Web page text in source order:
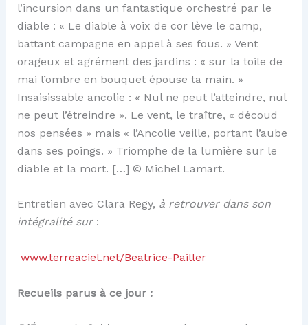
l’incursion dans un fantastique orchestré par le
diable : « Le diable à voix de cor lève le camp,
battant campagne en appel à ses fous. » Vent
orageux et agrément des jardins : « sur la toile de
mai l’ombre en bouquet épouse ta main. »
Insaisissable ancolie : « Nul ne peut l’atteindre, nul
ne peut l’étreindre ». Le vent, le traître, « découd
nos pensées » mais « l’Ancolie veille, portant l’aube
dans ses poings. » Triomphe de la lumière sur le
diable et la mort. […] © Michel Lamart.
Entretien avec Clara Regy, à retrouver dans son
intégralité sur:
www.terreaciel.net/Beatrice-Pailler
Recueils parus à ce jour :